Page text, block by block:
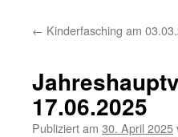
springen
← Kinderfasching am
17.06.2025
Publiziert am 30. April 2025